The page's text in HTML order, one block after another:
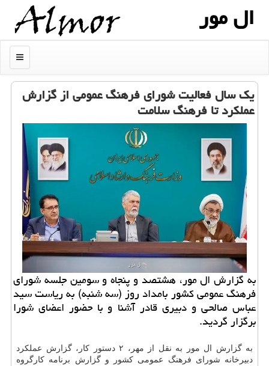
ال مور
منو
یک سال فعالیت شورای فرهنگ عمومی از گزارش
عملکرد تا فرهنگ سلامت
به گزارش ال مور، هشتصد و پنجاه و سومین جلسه شورای
فرهنگ عمومی کشور بامداد روز (سه شنبه) به ریاست سید
عباس صالحی و دبیری قادر آشنا و با حضور اعضای شورا
برگزار گردید.
به گزارش ال مور به نقل از مهر، ۲ دستور کار، گزارش عملکرد
دبیرخانه شورای فرهنگ عمومی کشور و گزارش برنامه کارگروه